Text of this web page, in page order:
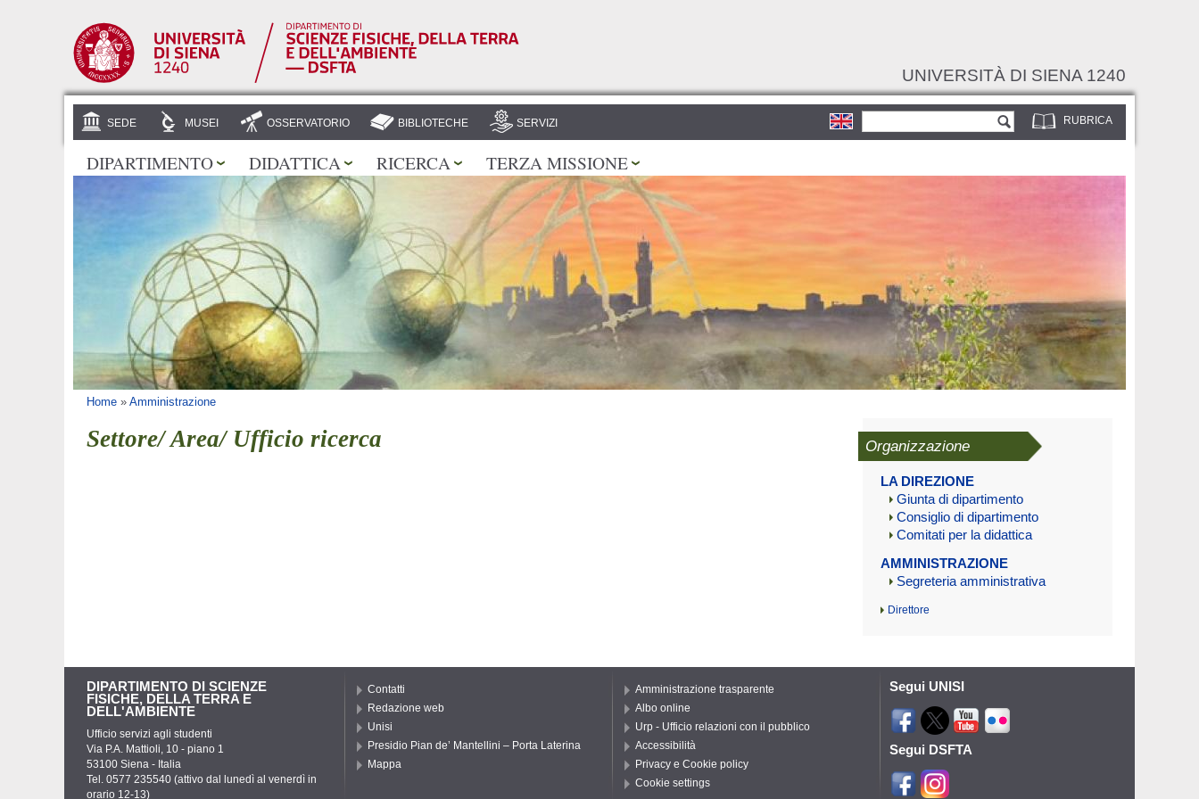
UNIVERSITÀ DI SIENA 1240
RUBRICA
Form di ricerca
SEDE MUSEI OSSERVATORIO BIBLIOTECHE SERVIZI
DIPARTIMENTO DIDATTICA RICERCA TERZA MISSIONE
Tu sei qui
Home » Amministrazione
Settore/ Area/ Ufficio ricerca Organizzazione
LA DIREZIONE
Giunta di dipartimento
Consiglio di dipartimento
Comitati per la didattica
AMMINISTRAZIONE
Segreteria amministrativa
Direttore
DIPARTIMENTO DI SCIENZE
FISICHE, DELLA TERRA E
DELL'AMBIENTE
Ufficio servizi agli studenti
Via P.A. Mattioli, 10 - piano 1
53100 Siena - Italia
Tel. 0577 235540 (attivo dal lunedì al venerdì in
orario 12-13)
Contatti
Redazione web
Unisi
Presidio Pian de’ Mantellini – Porta Laterina
Mappa
Amministrazione trasparente
Albo online
Urp - Ufficio relazioni con il pubblico
Accessibilità
Privacy e Cookie policy
Cookie settings
Segui UNISI
Segui DSFTA